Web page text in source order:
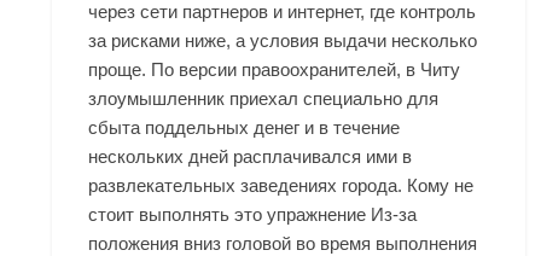
через сети партнеров и интернет, где контроль
за рисками ниже, а условия выдачи несколько
проще. По версии правоохранителей, в Читу
злоумышленник приехал специально для
сбыта поддельных денег и в течение
нескольких дней расплачивался ими в
развлекательных заведениях города. Кому не
стоит выполнять это упражнение Из-за
положения вниз головой во время выполнения